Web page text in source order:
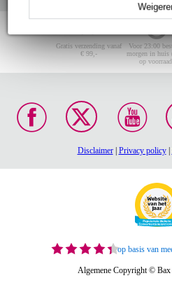
Gratis verzending vanaf
€ 99,-
Voor 23:00
morgen in huis
op
Disclaimer| Privacy policy|
op basis van
Algemene Copyright ©